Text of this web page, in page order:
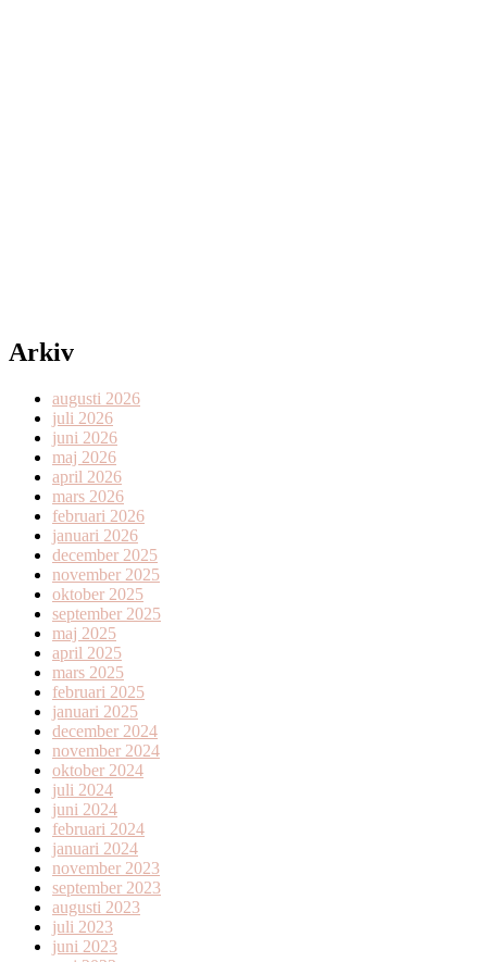
Arkiv
augusti 2026
juli 2026
juni 2026
maj 2026
april 2026
mars 2026
februari 2026
januari 2026
december 2025
november 2025
oktober 2025
september 2025
maj 2025
april 2025
mars 2025
februari 2025
januari 2025
december 2024
november 2024
oktober 2024
juli 2024
juni 2024
februari 2024
januari 2024
november 2023
september 2023
augusti 2023
juli 2023
juni 2023